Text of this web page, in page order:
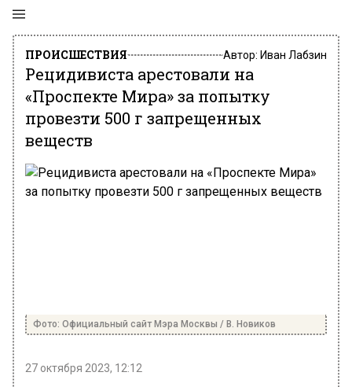
ПРОИСШЕСТВИЯ Автор: Иван Лабзин
Рецидивиста арестовали на
«Проспекте Мира» за попытку
провезти 500 г запрещенных
веществ
Фото: Официальный сайт Мэра Москвы / В. Новиков
27 октября 2023, 12:12